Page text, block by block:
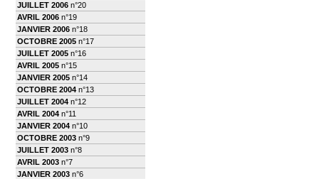
JUILLET 2006 n°20
AVRIL 2006 n°19
JANVIER 2006 n°18
OCTOBRE 2005 n°17
JUILLET 2005 n°16
AVRIL 2005 n°15
JANVIER 2005 n°14
OCTOBRE 2004 n°13
JUILLET 2004 n°12
AVRIL 2004 n°11
JANVIER 2004 n°10
OCTOBRE 2003 n°9
JUILLET 2003 n°8
AVRIL 2003 n°7
JANVIER 2003 n°6